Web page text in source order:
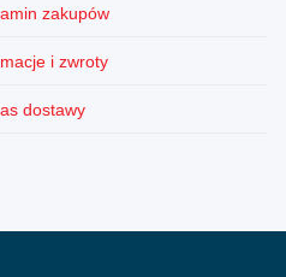
zakupów
i zwroty
dostawy